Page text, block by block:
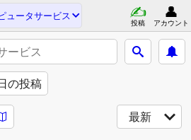
ュータサービス
投稿 アカウント
の投稿
最新